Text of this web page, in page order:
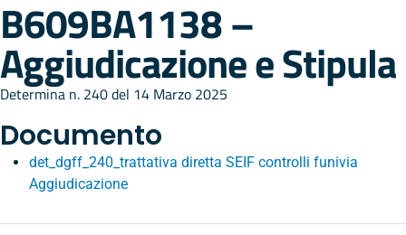
B609BA1138 –
Aggiudicazione e Stipula
Determina n. 240 del 14 Marzo 2025
Documento
det_dgff_240_trattativa diretta SEIF controlli funivia
Aggiudicazione